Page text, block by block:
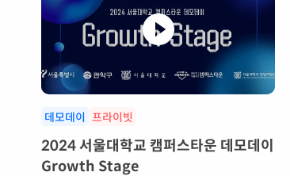
데모데이 프라이빗
2024 서울대학교 캠퍼스타운 데모데이
Growth Stage